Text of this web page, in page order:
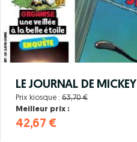
LE JOURNAL DE MICKEY
Prix kiosque : 63,70 €
Meilleur prix :
42,67 €